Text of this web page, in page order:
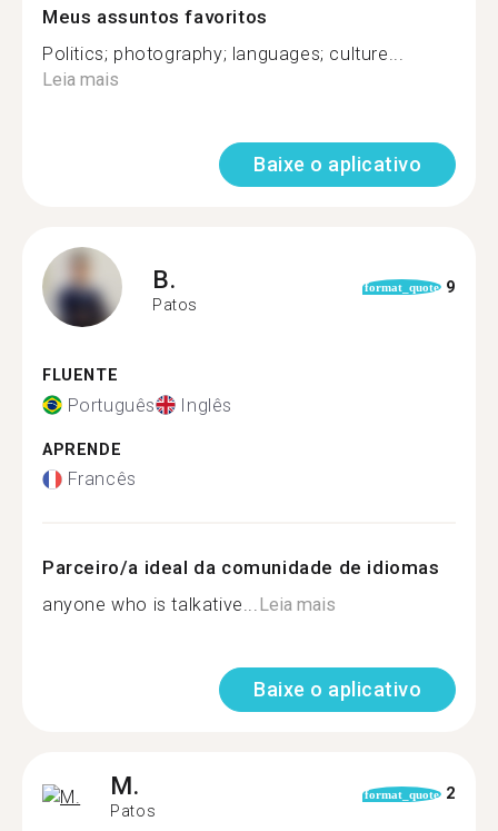
Meus assuntos favoritos
Politics; photography; languages; culture...
Leia mais
Baixe o aplicativo
B.
Patos
format_quote 9
FLUENTE
Português Inglês
APRENDE
Francês
Parceiro/a ideal da comunidade de idiomas
anyone who is talkative...Leia mais
Baixe o aplicativo
M.
Patos
format_quote 2